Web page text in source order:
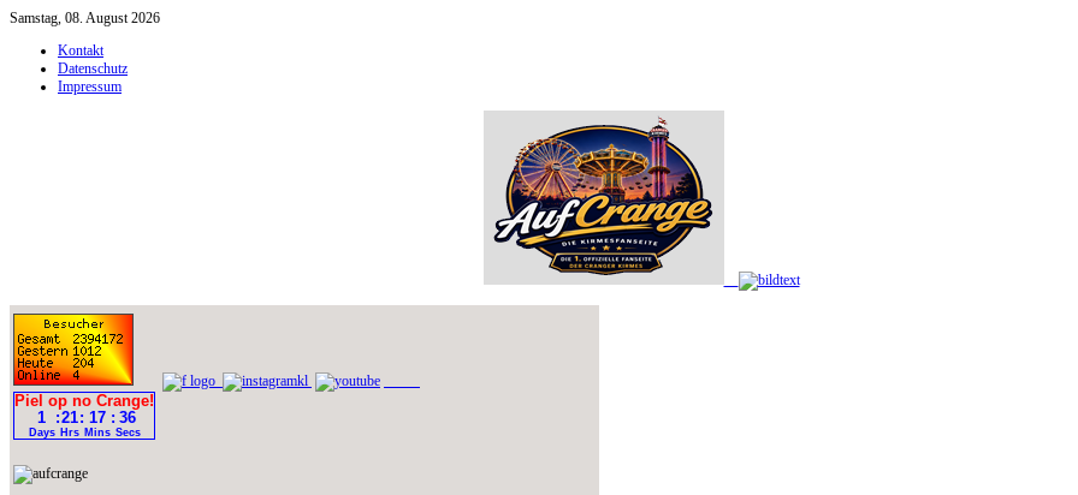
Samstag, 08. August 2026
Kontakt
Datenschutz
Impressum